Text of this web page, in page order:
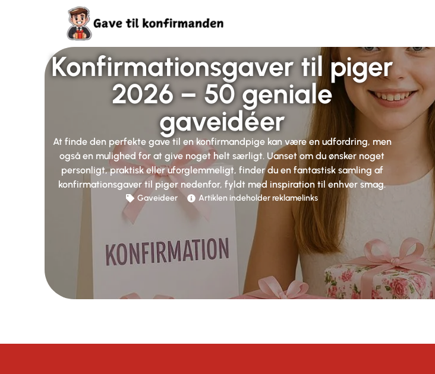
Konfirmationsgaver til piger
2026 – 50 geniale
gaveidéer
At finde den perfekte gave til en konfirmandpige kan være en udfordring, men
også en mulighed for at give noget helt særligt. Uanset om du ønsker noget
personligt, praktisk eller uforglemmeligt, finder du en fantastisk samling af
konfirmationsgaver til piger nedenfor, fyldt med inspiration til enhver smag.
Gaveideer Artiklen indeholder reklamelinks